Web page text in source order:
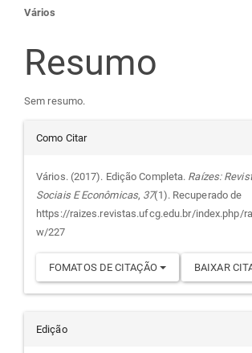
Conteúdo
do
artigo
principal
Vários
Resumo
Sem resumo.
Detalhes
do
artigo
Como Citar
Vários. (2017). Edição Completa. Raízes:
Sociais E Econômicas, 37(1). Recuperado de
https://raizes.revistas.ufcg.edu.br/index.php/
w/227
FOMATOS DE CITAÇÃO BAIXAR
Edição